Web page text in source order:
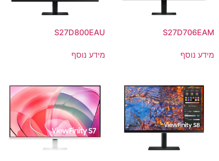
S27D706EAM
מידע נוסף
S27D800EAU
מידע נוסף